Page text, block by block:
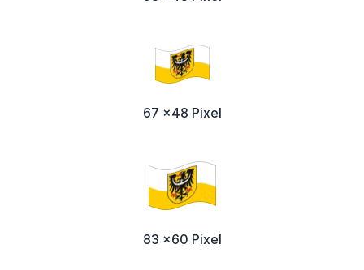
67 x48 Pixel
83 x60 Pixel